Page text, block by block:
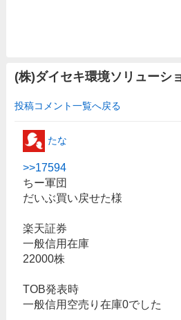
(株)ダイセキ環境ソリューシ
投稿コメント一覧へ戻る
たな
>>17594
ちー軍団
だいぶ買い戻せた様
楽天証券
一般信用在庫
22000株
TOB発表時
一般信用空売り在庫0でした